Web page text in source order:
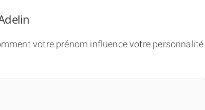
votre prénom influence votre personnalité